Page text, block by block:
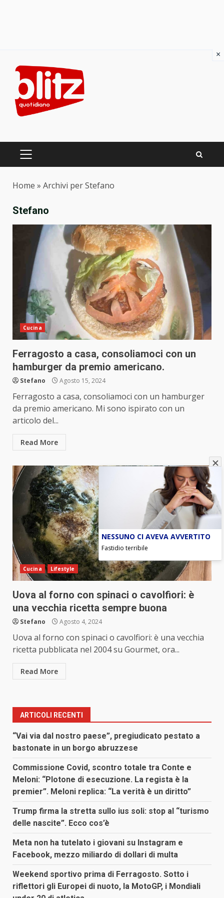
content
PRIMARY
Home » Archivi per Stefano
Stefano
Cucina
Ferragosto a casa, consoliamoci con un
hamburger da premio americano.
Stefano Agosto 15, 2024
Ferragosto a casa, consoliamoci con un hamburger
da premio americano. Mi sono ispirato con un
articolo del...
Read More
Cucina Lifestyle
Uova al forno con spinaci o cavolfiori: è
una vecchia ricetta sempre buona
Stefano Agosto 4, 2024
Uova al forno con spinaci o cavolfiori: è una vecchia
ricetta pubblicata nel 2004 su Gourmet, ora...
Read More
ARTICOLI RECENTI
“Vai via dal nostro paese”, pregiudicato pestato a
bastonate in un borgo abruzzese
Commissione Covid, scontro totale tra Conte e
Meloni: “Plotone di esecuzione. La regista è la
premier”. Meloni replica: “La verità è un diritto”
Trump firma la stretta sullo ius soli: stop al “turismo
delle nascite”. Ecco cos’è
Meta non ha tutelato i giovani su Instagram e
Facebook, mezzo miliardo di dollari di multa
Weekend sportivo prima di Ferragosto. Sotto i
riflettori gli Europei di nuoto, la MotoGP, i Mondiali
×
NESSUNO CI AVEVA AVVERTITO
Fastidio terribile